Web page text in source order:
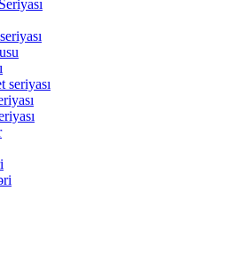
seriyası